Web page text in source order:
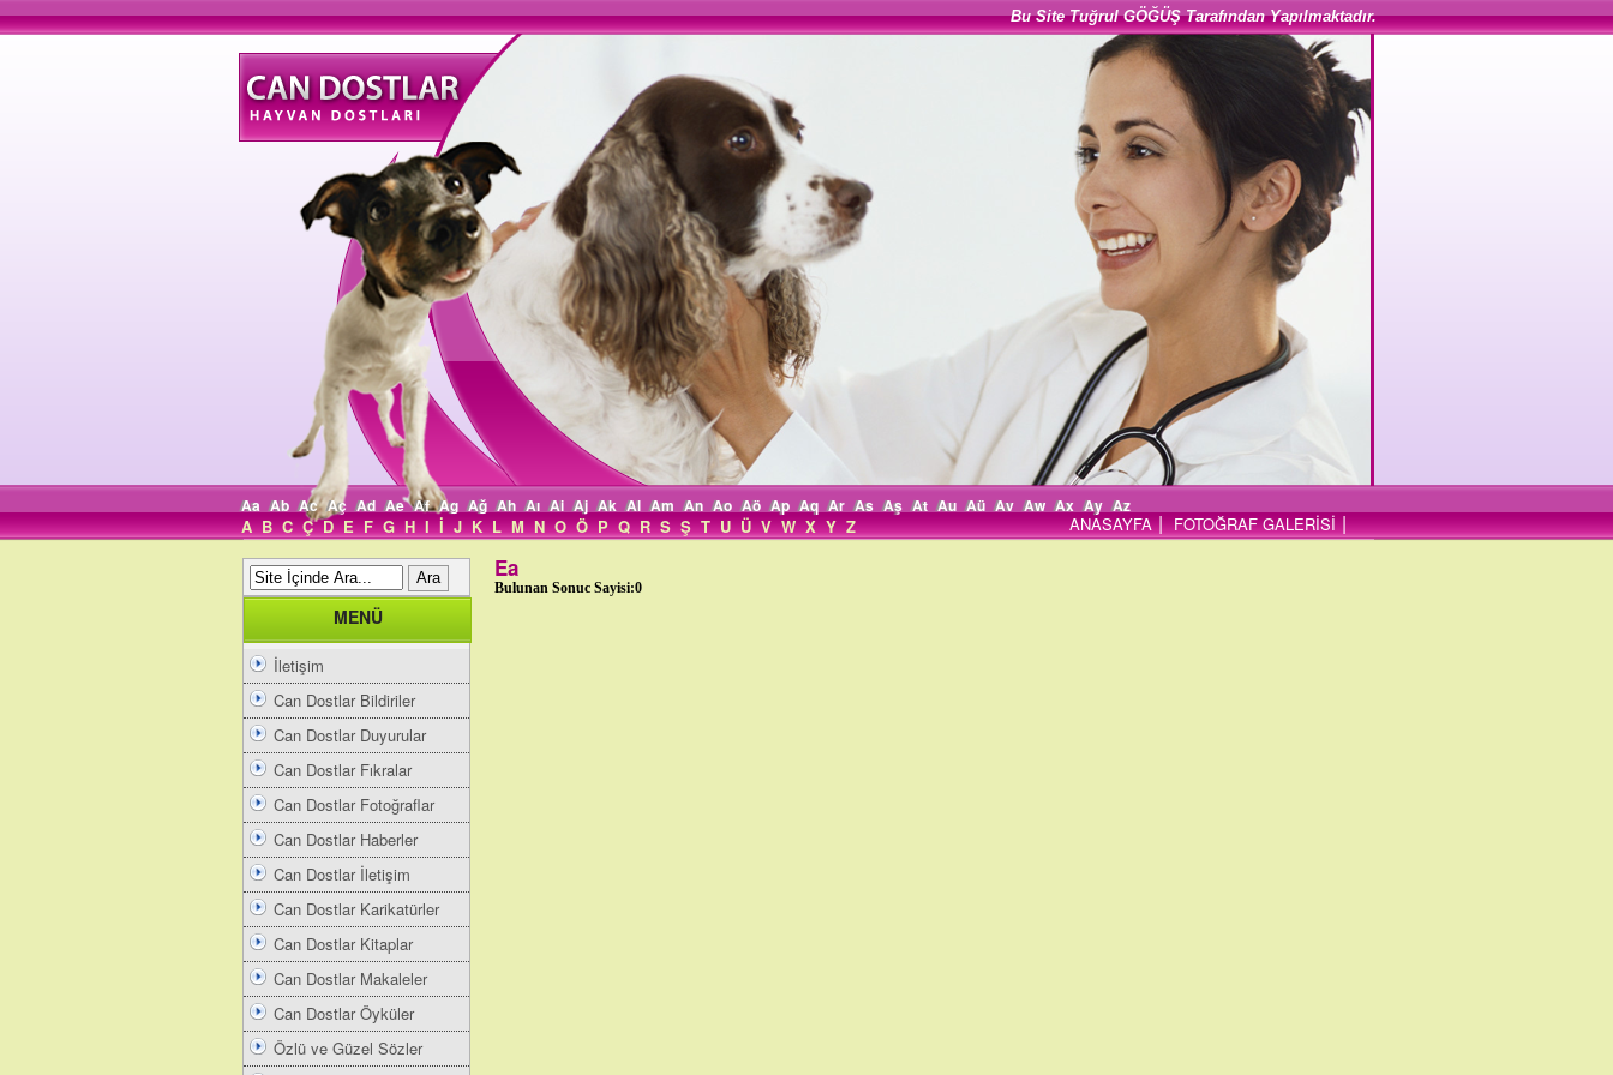
Bu Site Tuğrul GÖĞÜŞ Tarafından Yapılmaktadır.
Aa Ab Ac Aç Ad Ae Af Ag Ağ Ah Aı Ai Aj Ak Al Am An Ao Aö Ap Aq Ar As Aş At Au Aü Av Aw Ax Ay Az
A B C Ç D E F G H I İ J K L M N O Ö P Q R S Ş T U Ü V W X Y Z ANASAYFA | FOTOĞRAF GALERİSİ |
MENÜ
İletişim
Can Dostlar Bildiriler
Can Dostlar Duyurular
Can Dostlar Fıkralar
Can Dostlar Fotoğraflar
Can Dostlar Haberler
Can Dostlar İletişim
Can Dostlar Karikatürler
Can Dostlar Kitaplar
Can Dostlar Makaleler
Can Dostlar Öyküler
Özlü ve Güzel Sözler
Ea
Bulunan Sonuc Sayisi:0